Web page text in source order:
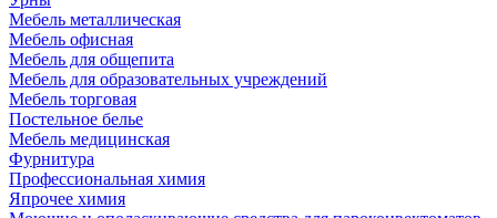
Мебель металлическая
Мебель офисная
Мебель для общепита
Мебель для образовательных учреждений
Мебель торговая
Постельное белье
Мебель медицинская
Фурнитура
Профессиональная химия
Япрочее химия